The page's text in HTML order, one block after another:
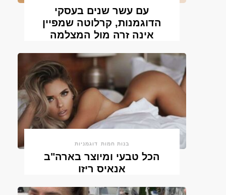
עם עשר שנים בעסקי
הדוגמנות, קרלוטה שמפיין
אינה זרה מול המצלמה
בנות חמות דוגמניות
הכל טבעי ומיוצר בארה"ב
אנאיס ריזו